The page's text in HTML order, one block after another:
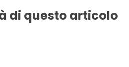
di questo articolo